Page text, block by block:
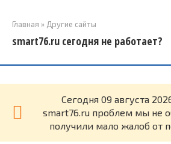
Главная » Другие сайты
smart76.ru сегодня не работает?
Cегодня 09 августа
smart76.ru проблем мы не
получили мало жалоб от